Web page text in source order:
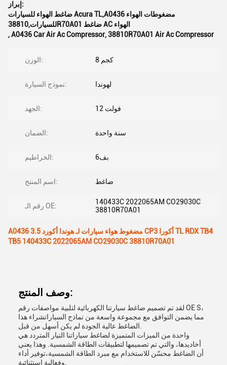
إبراز:
ضاغط الهواء للسيارات Acura TL,A0436 مضغوطات الهواء
للسيارات,38810R70A01 ضاغط AC الهواء
,A0436 Car Air Ac Compressor,38810R70A01 Air Ac Compressor
الوزن: 8 كجم
نموذج السيارة: لهوندا
الجهد: 12 فولت
الضمان: سنة واحدة
الخراطيم: بف6
اسم المنتج: ضاغط
رقم الـ OE:
140433C 2022065AM CO29030C
38810R70A01
A0436 مضغوط هواء سيارات لـ هوندا أكورد 3.5 CP3 أكورا TL RDX TB4
TB5 140433C 2022065AM CO29030C 38810R70A01
وصف المنتج:
لقد تم تصميم ضاغط سيارتنا الكهربائية لتلبية مواصفات رقم OE S،
مما يضمن التوافق مع مجموعة واسعة من نماذج السياراتشراء هذا
واحدة من الميزات المتميزة لضاغط سياراتنا التيار المتردد هي
أخاديدها، والتي تم تصميمها لتطبيقات الطاقة الشمسية. وهذا يعني
أن الضاغط محسّن للاستخدام مع مبرد الطاقة الشمسية،توفير أداء